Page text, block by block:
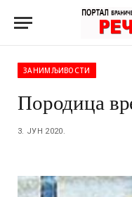
ЗАНИМЉИВОСТИ
Породица
3. ЈУН 2020.